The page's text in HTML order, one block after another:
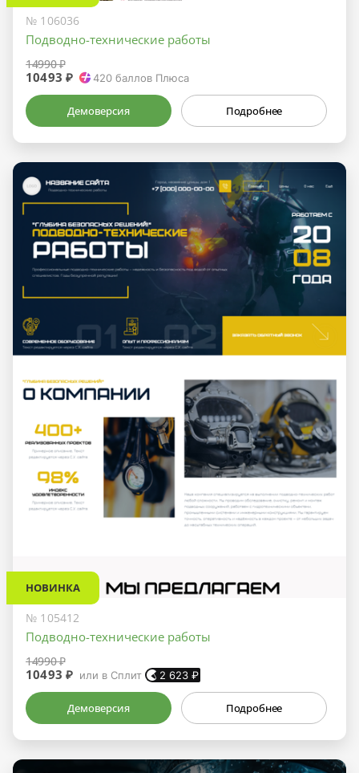
№ 106036
Подводно-технические работы
14990 ₽
10493 ₽ 420 баллов Плюса
Демоверсия Подробнее
НОВИНКА
№ 105412
Подводно-технические работы
14990 ₽
10493 ₽ или в Сплит 2 623 ₽
Демоверсия Подробнее